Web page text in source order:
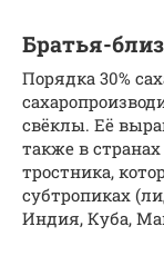
Братья-
Порядка 30%
свёклы. Её
также в
тростника,
субтропиках
Индия, Куба,